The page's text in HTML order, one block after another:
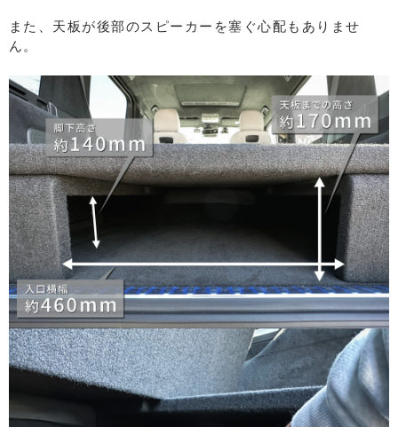
また、天板が後部のスピーカーを塞ぐ心配もありませ
ん。